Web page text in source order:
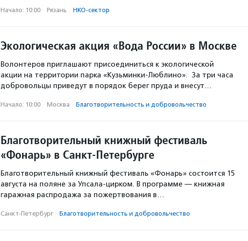
Начало: 10:00 · Рязань · НКО-сектор
Экологическая акция «Вода России» в Москве
Волонтеров приглашают присоединиться к экологической
акции на территории парка «Кузьминки-Люблино». За три часа
добровольцы приведут в порядок берег пруда и внесут…
Начало: 10:00 · Москва · Благотвори­тель­ность и доброволь­чест­во
Благотворительный книжный фестиваль
«Фонарь» в Санкт-Петербурге
Благотворительный книжный фестиваль «Фонарь» состоится 15
августа на поляне за Упсала-цирком. В программе — книжная
гаражная распродажа за пожертвования в…
Санкт-Петербург · Благотвори­тель­ность и доброволь­чест­во